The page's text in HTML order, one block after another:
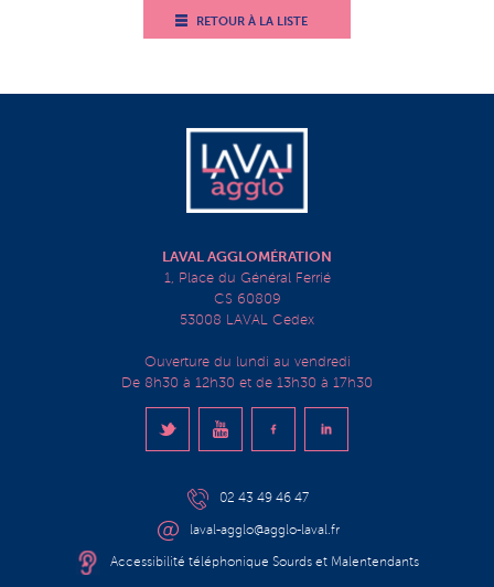
RETOUR À LA LISTE
LAVAL AGGLOMÉRATION
1, Place du Général Ferrié
CS 60809
53008 LAVAL Cedex
Ouverture du lundi au vendredi
De 8h30 à 12h30 et de 13h30 à 17h30
02 43 49 46 47
laval-agglo@agglo-laval.fr
Accessibilité téléphonique Sourds et Malentendants